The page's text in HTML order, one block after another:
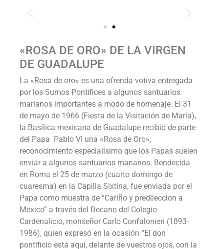
«ROSA DE ORO» DE LA VIRGEN
DE GUADALUPE
La «Rosa de oro» es una ofrenda votiva entregada
por los Sumos Pontífices a algunos santuarios
marianos importantes a modo de homenaje. El 31
de mayo de 1966 (Fiesta de la Visitación de María),
la Basílica mexicana de Guadalupe recibió de parte
del Papa Pablo VI una «Rosa de Oro»,
reconocimiento especialísimo que los Papas suelen
enviar a algunos santuarios marianos. Bendecida
en Roma el 25 de marzo (cuarto domingo de
cuaresma) en la Capilla Sixtina, fue enviada por el
Papa como muestra de “Cariño y predilección a
México” a través del Decano del Colegio
Cardenalicio, monseñor Carlo Confalonieri (1893-
1986), quien expresó en la ocasión “El don
pontificio está aquí, delante de vuestros ojos, con la